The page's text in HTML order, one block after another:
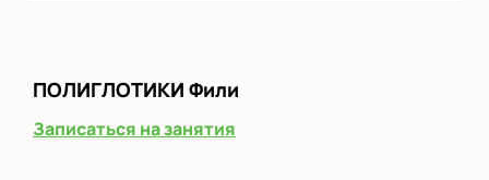
ПОЛИГЛОТИКИ Фили
Записаться на занятия